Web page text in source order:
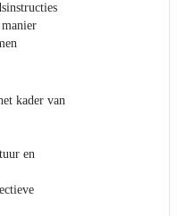
kader van
en